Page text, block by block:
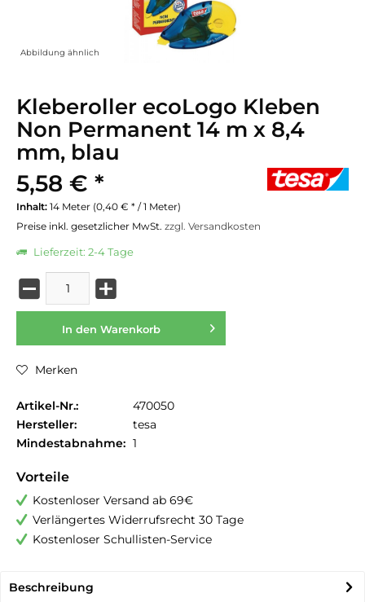
Abbildung ähnlich
Kleberoller ecoLogo Kleben
Non Permanent 14 m x 8,4
mm, blau
5,58 € *
Inhalt: 14 Meter (0,40 € * / 1 Meter)
Preise inkl. gesetzlicher MwSt. zzgl. Versandkosten
Lieferzeit: 2-4 Tage
In den Warenkorb
Merken
Artikel-Nr.:
470050
Hersteller:
tesa
Mindestabnahme: 1
Vorteile
Kostenloser Versand ab 69€
Verlängertes Widerrufsrecht 30 Tage
Kostenloser Schullisten-Service
Beschreibung